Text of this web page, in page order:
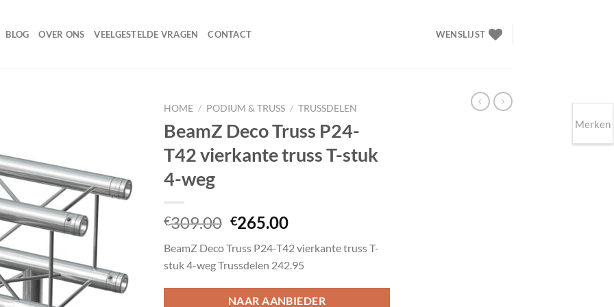
BLOG OVER ONS VEELGESTELDE VRAGEN CONTACT WENSLIJST
aan
wenslijst
HOME / PODIUM & TRUSS / TRUSSDELEN
BeamZ Deco Truss P24-
T42 vierkante truss T-stuk
4-weg
€309.00 Oorspronkelijke
was:
€309.00.
€265.00Huidige
is:
€265.00.
BeamZ Deco Truss P24-T42 vierkante truss T-
stuk 4-weg Trussdelen 242.95
NAAR AANBIEDER
Merken